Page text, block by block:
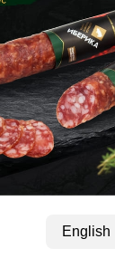
English